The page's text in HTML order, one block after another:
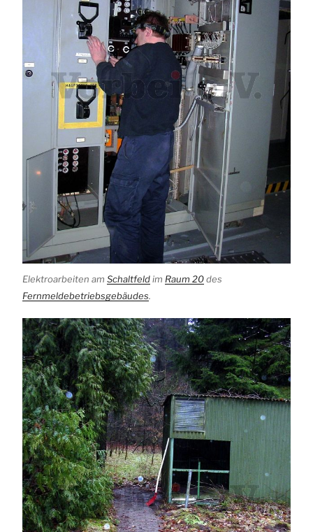
Elektroarbeiten am Schaltfeldim Raum 20des
Fernmeldebetriebsgebäudes.